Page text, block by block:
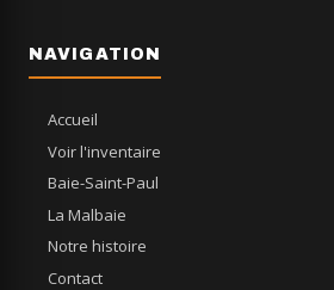
NAVIGATION
Accueil
Voir l'inventaire
Baie-Saint-Paul
La Malbaie
Notre histoire
Contact